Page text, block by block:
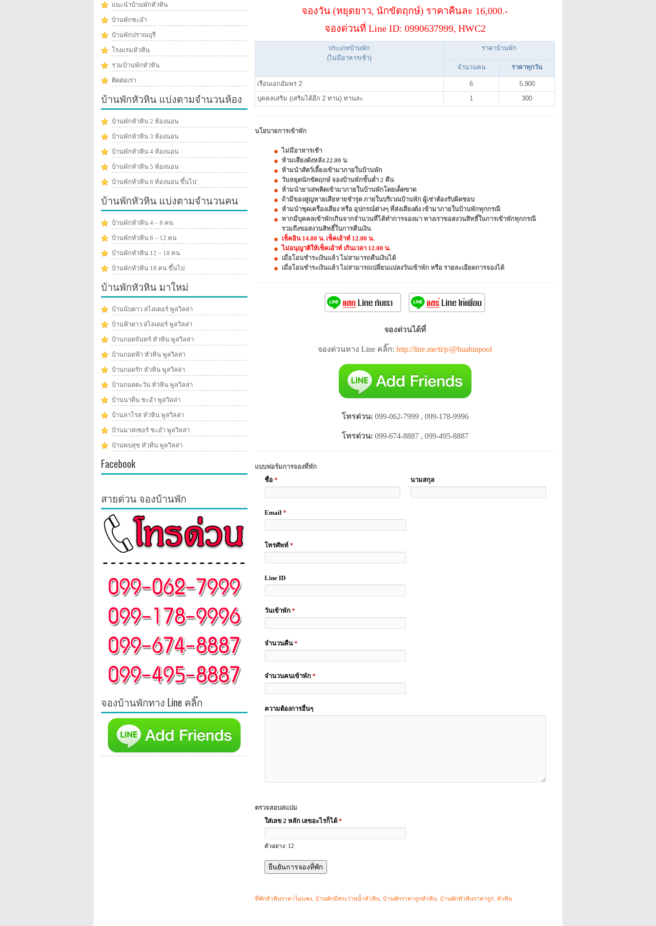
จองวัน (หยุดยาว, นักขัตฤกษ์) ราคาคืนละ 16,000.-
จองด่วนที่ Line ID: 0990637999, HWC2
ประเภทบ้านพัก
(ไม่มีอาหารเช้า)
ราคาบ้านพัก
จำนวนคน ราคาทุกวัน
เรือนเอกอัมพร 2 6
5,900
บุคคลเสริม (เสริมได้อีก 2 ท่าน) ท่านละ
1 300
นโยบายการเข้าพัก
ไม่มีอาหารเช้า
ห้ามเสียงดังหลัง 22.00 น
ห้ามนำสัตว์เลี้ยงเข้ามาภายในบ้านพัก
วันหยุดนักขัตฤกษ์ จองบ้านพักขั้นต่ำ 2 คืน
ห้ามนำยาเสพติดเข้ามาภายในบ้านพักโดยเด็ดขาด
ถ้ามีของสูญหายเสียหายชำรุด ภายในบริเวณบ้านพัก ผู้เช่าต้องรับผิดชอบ
ห้ามนำชุดเครื่องเสียง หรือ อุปกรณ์ต่างๆ ที่ส่งเสียงดัง เข้ามาภายในบ้านพักทุกกรณี
หากมีบุคคลเข้าพักเกินจากจำนวนที่ได้ทำการจองมา ทางเราขอสงวนสิทธิ์ในการเข้าพักทุกกรณี
รวมถึงขอสงวนสิทธิ์ในการคืนเงิน
เช็คอิน 14.00 น. เช็คเอ้าท์ 12.00 น.
ไม่อนุญาติให้เช็คเอ้าท์ เกินเวลา 12.00 น.
เมื่อโอนชำระเงินแล้ว ไม่สามารถคืนเงินได้
เมื่อโอนชำระเงินแล้ว ไม่สามารถเปลี่ยนแปลงวันเข้าพัก หรือ รายละเอียดการจองได้
จองด่วนได้ที่
จองด่วนทาง Line คลิ๊ก: http://line.me/ti/p/@huahinpool
โทรด่วน: 099-062-7999 , 099-178-9996
โทรด่วน: 099-674-8887 , 099-495-8887
แบบฟอร์มการจองที่พัก
ชื่อ * นามสกุล
Email *
โทรศัพท์ *
Line ID
วันเข้าพัก *
จำนวนคืน *
จำนวนคนเข้าพัก *
ความต้องการอื่นๆ
ตรวจสอบสแปม
ใส่เลข 2 หลัก เลขอะไรก็ได้ *
ตัวอย่าง: 12
ที่พักหัวหินราคาไม่แพง บ้านพักมีสระว่ายน้ำหัวหิน บ้านพักราคาถูกหัวหิน บ้านพักหัวหินราคาถูก หัวหิน
แนะนำบ้านพักหัวหิน
บ้านพักชะอำ
บ้านพักปราณบุรี
โรงแรมหัวหิน
รวมบ้านพักหัวหิน
ติดต่อเรา
บ้านพักหัวหิน แบ่งตามจำนวนห้อง
บ้านพักหัวหิน 2 ห้องนอน
บ้านพักหัวหิน 3 ห้องนอน
บ้านพักหัวหิน 4 ห้องนอน
บ้านพักหัวหิน 5 ห้องนอน
บ้านพักหัวหิน 6 ห้องนอน ขึ้นไป
บ้านพักหัวหิน แบ่งตามจำนวนคน
บ้านพักหัวหิน 4 – 8 คน
บ้านพักหัวหิน 8 – 12 คน
บ้านพักหัวหิน 12 – 18 คน
บ้านพักหัวหิน 18 คน ขึ้นไป
บ้านพักหัวหิน มาใหม่
บ้านนับดาว สไลเดอร์ พูลวิลล่า
บ้านฟ้าดาว สไลเดอร์ พูลวิลล่า
บ้านกอดจันทร์ หัวหิน พูลวิลล่า
บ้านกอดฟ้า หัวหิน พูลวิลล่า
บ้านกอดรัก หัวหิน พูลวิลล่า
บ้านกอดตะวัน หัวหิน พูลวิลล่า
บ้านนาดีน ชะอำ พูลวิลล่า
บ้านลาโรส หัวหิน พูลวิลล่า
บ้านมาสเซอร์ ชะอำ พูลวิลล่า
บ้านพบสุข หัวหิน พูลวิลล่า
Facebook
สายด่วน จองบ้านพัก
จองบ้านพักทาง Line คลิ๊ก